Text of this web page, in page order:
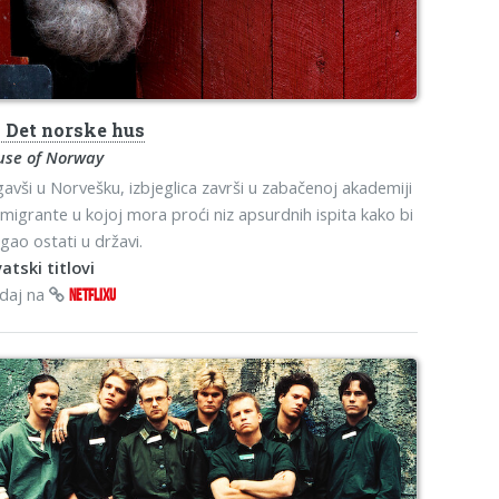
Det norske hus
of Norway
u Norvešku, izbjeglica završi u zabačenoj akademiji
u kojoj mora proći niz apsurdnih ispita kako bi
ostati u državi.
titlovi
na
NETFLIXU